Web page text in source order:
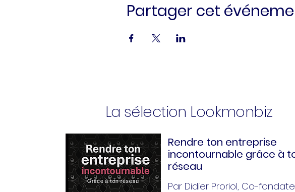
Partager cet
La sélection Lookmonbiz
Rendre ton entreprise
incontournable grâce à
réseau
Par Didier Proriol, Co-